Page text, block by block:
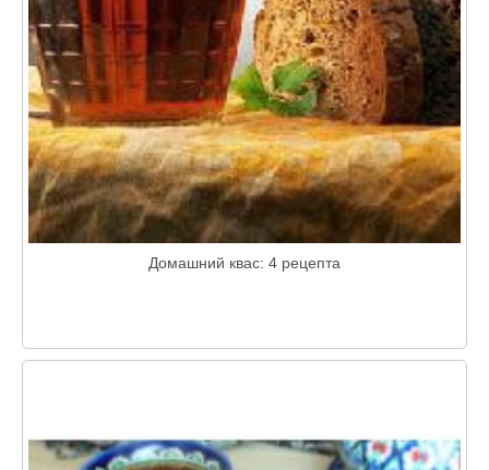
Домашний квас: 4 рецепта